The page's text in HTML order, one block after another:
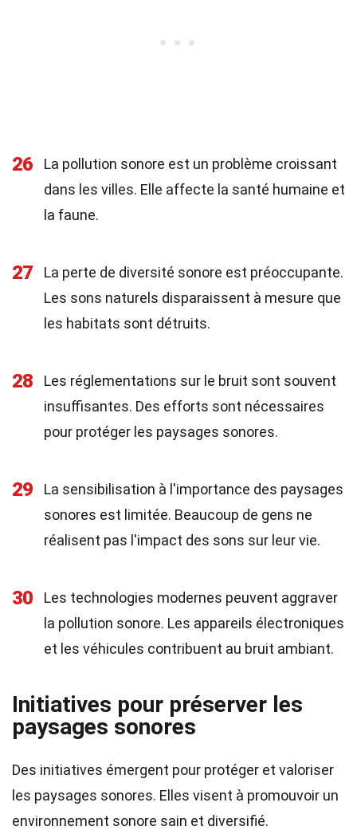
26
La pollution sonore est un problème croissant
dans les villes. Elle affecte la santé humaine et
la faune.
27
La perte de diversité sonore est préoccupante.
Les sons naturels disparaissent à mesure que
les habitats sont détruits.
28
Les réglementations sur le bruit sont souvent
insuffisantes. Des efforts sont nécessaires
pour protéger les paysages sonores.
29
La sensibilisation à l'importance des paysages
sonores est limitée. Beaucoup de gens ne
réalisent pas l'impact des sons sur leur vie.
30
Les technologies modernes peuvent aggraver
la pollution sonore. Les appareils électroniques
et les véhicules contribuent au bruit ambiant.
Initiatives pour préserver les
paysages sonores
Des initiatives émergent pour protéger et valoriser
les paysages sonores. Elles visent à promouvoir un
environnement sonore sain et diversifié.